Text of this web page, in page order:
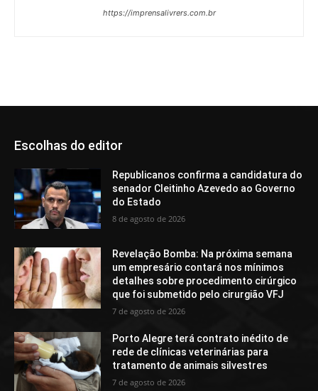
https://imprensalivrers.com.br
Escolhas do editor
Republicanos confirma a candidatura do
senador Cleitinho Azevedo ao Governo
do Estado
8 de agosto de 2026
Revelação Bomba: Na próxima semana
um empresário contará nos mínimos
detalhes sobre procedimento cirúrgico
que foi submetido pelo cirurgião VFJ
7 de agosto de 2026
Porto Alegre terá contrato inédito de
rede de clínicas veterinárias para
tratamento de animais silvestres
7 de agosto de 2026